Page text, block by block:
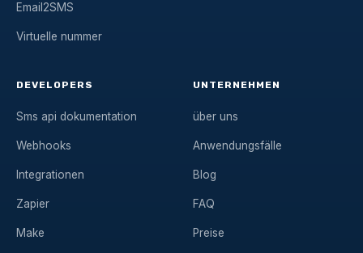
Email2SMS
Virtuelle nummer
DEVELOPERS
Sms api dokumentation
Webhooks
Integrationen
Zapier
Make
UNTERNEHMEN
über uns
Anwendungsfälle
Blog
FAQ
Preise